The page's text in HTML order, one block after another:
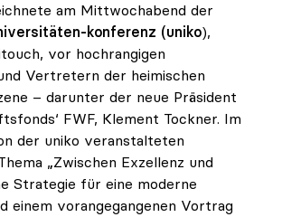
am Mittwochabend der
konferenz (uniko),
vor hochrangigen
Vertretern der heimischen
– darunter der neue Präsident
FWF, Klement Tockner. Im
der uniko veranstalteten
„Zwischen Exzellenz und
Strategie für eine moderne
einem vorangegangenen Vortrag